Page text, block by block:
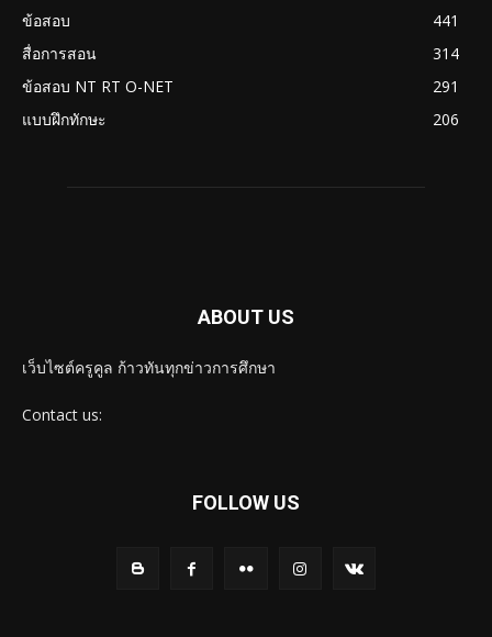
ข้อสอบ
441
สื่อการสอน
314
ข้อสอบ NT RT O-NET
291
แบบฝึกทักษะ
206
ABOUT US
เว็บไซต์ครูคูล ก้าวทันทุกข่าวการศึกษา
Contact us:
FOLLOW US